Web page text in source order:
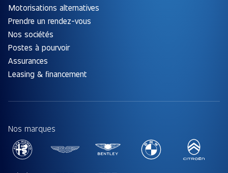
Motorisations alternatives
Prendre un rendez-vous
Nos sociétés
Postes à pourvoir
Assurances
Leasing & financement
Nos marques